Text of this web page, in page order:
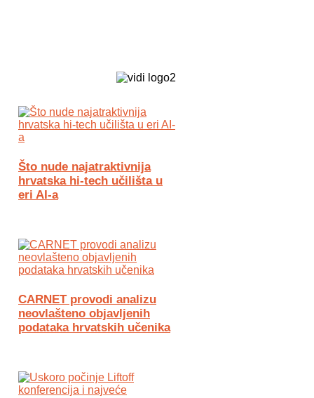
Što nude najatraktivnija
hrvatska hi-tech učilišta u
eri AI-a
CARNET provodi analizu
neovlašteno objavljenih
podataka hrvatskih učenika